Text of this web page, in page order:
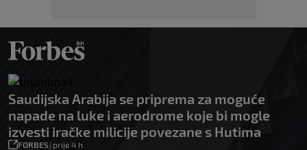
Saudijska Arabija se priprema za moguće
napade na luke i aerodrome koje bi mogle
izvesti iračke milicije povezane s Hutima
FORBES| prije 4 h